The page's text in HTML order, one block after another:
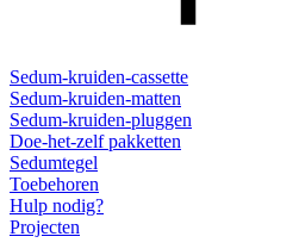
Sedum-kruiden-cassette
Sedum-kruiden-matten
Sedum-kruiden-pluggen
Doe-het-zelf pakketten
Sedumtegel
Toebehoren
Hulp nodig?
Projecten